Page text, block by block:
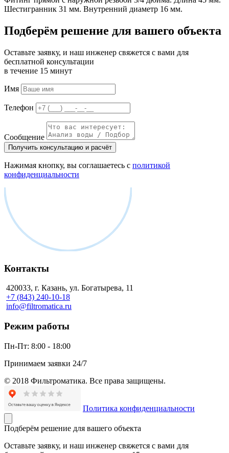
Шестигранник 31 мм. Внутренний диаметр 16 мм.
Подберём решение для вашего объекта
Оставьте заявку, и наш инженер свяжется с вами для
бесплатной консультации
в течение 15 минут
Имя
Телефон
Сообщение
Получить консультацию и расчёт
Нажимая кнопку, вы соглашаетесь с политикой
конфиденциальности
Контакты
420033, г. Казань, ул. Богатырева, 11
+7 (843) 240-10-18
info@filtromatica.ru
Режим работы
Пн-Пт: 8:00 - 18:00
Принимаем заявки 24/7
© 2018 Фильтроматика. Все права защищены.
Политика конфиденциальности
Подберём решение для вашего объекта
Оставьте заявку, и наш инженер свяжется с вами для